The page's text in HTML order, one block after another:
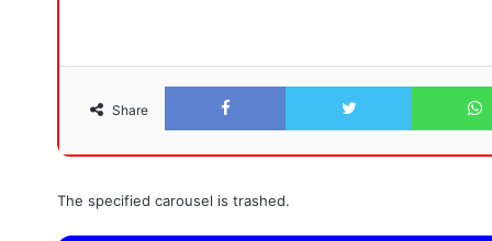
Share
Facebook Twitter
The specified carousel is trashed.